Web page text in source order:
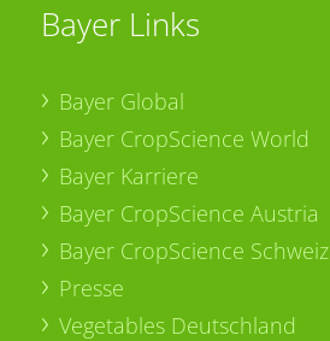
Bayer Links
Bayer Global
Bayer CropScience World
Bayer Karriere
Bayer CropScience Austria
Bayer CropScience Schweiz
Presse
Vegetables Deutschland